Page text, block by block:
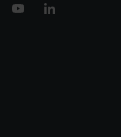
Instagram YouTube